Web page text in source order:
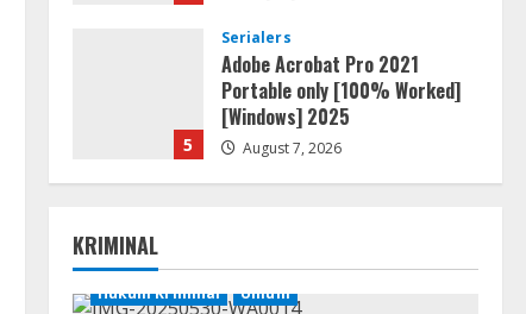
5
Serialers
Adobe Acrobat Pro 2021
Portable only [100% Worked]
[Windows] 2025
August 7, 2026
1 August 7, 2026
KRIMINAL
Hukum Kriminal Umum